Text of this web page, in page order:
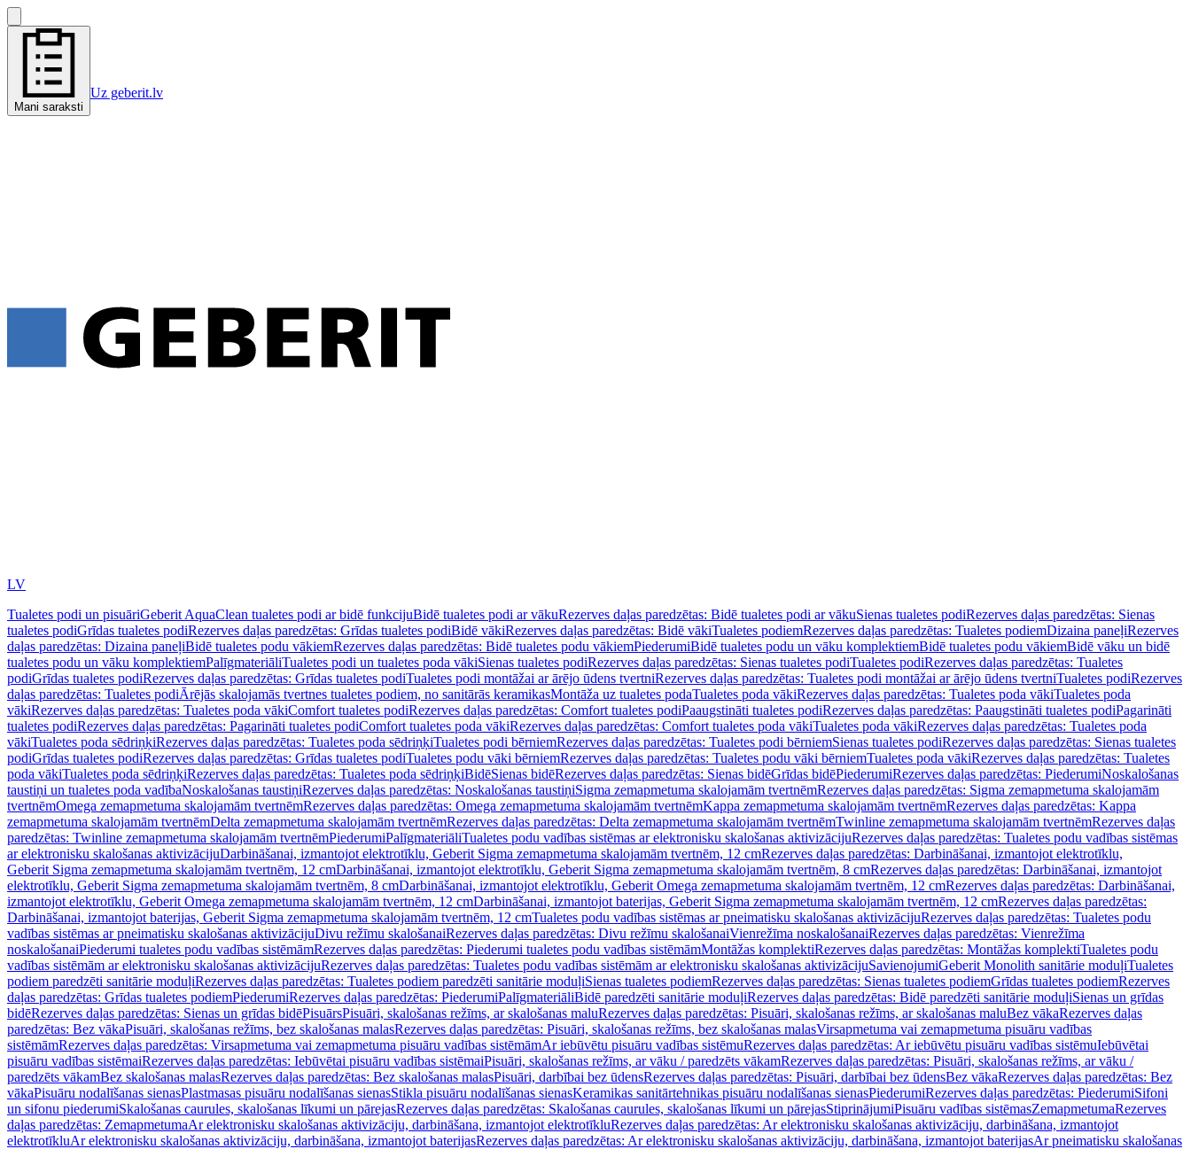
Mani saraksti
Uz geberit.lv
LV
Tualetes podi un pisuāriGeberit AquaClean tualetes podi ar bidē funkcijuBidē tualetes podi ar vākuRezerves daļas paredzētas: Bidē tualetes podi ar vākuSienas tualetes podiRezerves daļas paredzētas: Sienas
tualetes podiGrīdas tualetes podiRezerves daļas paredzētas: Grīdas tualetes podiBidē vākiRezerves daļas paredzētas: Bidē vākiTualetes podiemRezerves daļas paredzētas: Tualetes podiemDizaina paneļiRezerves
daļas paredzētas: Dizaina paneļiBidē tualetes podu vākiemRezerves daļas paredzētas: Bidē tualetes podu vākiemPiederumiBidē tualetes podu un vāku komplektiemBidē tualetes podu vākiemBidē vāku un bidē
tualetes podu un vāku komplektiemPalīgmateriāliTualetes podi un tualetes poda vākiSienas tualetes podiRezerves daļas paredzētas: Sienas tualetes podiTualetes podiRezerves daļas paredzētas: Tualetes
podiGrīdas tualetes podiRezerves daļas paredzētas: Grīdas tualetes podiTualetes podi montāžai ar ārējo ūdens tvertniRezerves daļas paredzētas: Tualetes podi montāžai ar ārējo ūdens tvertniTualetes podiRezerves
daļas paredzētas: Tualetes podiĀrējās skalojamās tvertnes tualetes podiem, no sanitārās keramikasMontāža uz tualetes podaTualetes poda vākiRezerves daļas paredzētas: Tualetes poda vākiTualetes poda
vākiRezerves daļas paredzētas: Tualetes poda vākiComfort tualetes podiRezerves daļas paredzētas: Comfort tualetes podiPaaugstināti tualetes podiRezerves daļas paredzētas: Paaugstināti tualetes podiPagarināti
tualetes podiRezerves daļas paredzētas: Pagarināti tualetes podiComfort tualetes poda vākiRezerves daļas paredzētas: Comfort tualetes poda vākiTualetes poda vākiRezerves daļas paredzētas: Tualetes poda
vākiTualetes poda sēdriņķiRezerves daļas paredzētas: Tualetes poda sēdriņķiTualetes podi bērniemRezerves daļas paredzētas: Tualetes podi bērniemSienas tualetes podiRezerves daļas paredzētas: Sienas tualetes
podiGrīdas tualetes podiRezerves daļas paredzētas: Grīdas tualetes podiTualetes podu vāki bērniemRezerves daļas paredzētas: Tualetes podu vāki bērniemTualetes poda vākiRezerves daļas paredzētas: Tualetes
poda vākiTualetes poda sēdriņķiRezerves daļas paredzētas: Tualetes poda sēdriņķiBidēSienas bidēRezerves daļas paredzētas: Sienas bidēGrīdas bidēPiederumiRezerves daļas paredzētas: PiederumiNoskalošanas
taustiņi un tualetes poda vadībaNoskalošanas taustiņiRezerves daļas paredzētas: Noskalošanas taustiņiSigma zemapmetuma skalojamām tvertnēmRezerves daļas paredzētas: Sigma zemapmetuma skalojamām
tvertnēmOmega zemapmetuma skalojamām tvertnēmRezerves daļas paredzētas: Omega zemapmetuma skalojamām tvertnēmKappa zemapmetuma skalojamām tvertnēmRezerves daļas paredzētas: Kappa
zemapmetuma skalojamām tvertnēmDelta zemapmetuma skalojamām tvertnēmRezerves daļas paredzētas: Delta zemapmetuma skalojamām tvertnēmTwinline zemapmetuma skalojamām tvertnēmRezerves daļas
paredzētas: Twinline zemapmetuma skalojamām tvertnēmPiederumiPalīgmateriāliTualetes podu vadības sistēmas ar elektronisku skalošanas aktivizācijuRezerves daļas paredzētas: Tualetes podu vadības sistēmas
ar elektronisku skalošanas aktivizācijuDarbināšanai, izmantojot elektrotīklu, Geberit Sigma zemapmetuma skalojamām tvertnēm, 12 cmRezerves daļas paredzētas: Darbināšanai, izmantojot elektrotīklu,
Geberit Sigma zemapmetuma skalojamām tvertnēm, 12 cmDarbināšanai, izmantojot elektrotīklu, Geberit Sigma zemapmetuma skalojamām tvertnēm, 8 cmRezerves daļas paredzētas: Darbināšanai, izmantojot
elektrotīklu, Geberit Sigma zemapmetuma skalojamām tvertnēm, 8 cmDarbināšanai, izmantojot elektrotīklu, Geberit Omega zemapmetuma skalojamām tvertnēm, 12 cmRezerves daļas paredzētas: Darbināšanai,
izmantojot elektrotīklu, Geberit Omega zemapmetuma skalojamām tvertnēm, 12 cmDarbināšanai, izmantojot baterijas, Geberit Sigma zemapmetuma skalojamām tvertnēm, 12 cmRezerves daļas paredzētas:
Darbināšanai, izmantojot baterijas, Geberit Sigma zemapmetuma skalojamām tvertnēm, 12 cmTualetes podu vadības sistēmas ar pneimatisku skalošanas aktivizācijuRezerves daļas paredzētas: Tualetes podu
vadības sistēmas ar pneimatisku skalošanas aktivizācijuDivu režīmu skalošanaiRezerves daļas paredzētas: Divu režīmu skalošanaiVienrežīma noskalošanaiRezerves daļas paredzētas: Vienrežīma
noskalošanaiPiederumi tualetes podu vadības sistēmāmRezerves daļas paredzētas: Piederumi tualetes podu vadības sistēmāmMontāžas komplektiRezerves daļas paredzētas: Montāžas komplektiTualetes podu
vadības sistēmām ar elektronisku skalošanas aktivizācijuRezerves daļas paredzētas: Tualetes podu vadības sistēmām ar elektronisku skalošanas aktivizācijuSavienojumiGeberit Monolith sanitārie moduļiTualetes
podiem paredzēti sanitārie moduļiRezerves daļas paredzētas: Tualetes podiem paredzēti sanitārie moduļiSienas tualetes podiemRezerves daļas paredzētas: Sienas tualetes podiemGrīdas tualetes podiemRezerves
daļas paredzētas: Grīdas tualetes podiemPiederumiRezerves daļas paredzētas: PiederumiPalīgmateriāliBidē paredzēti sanitārie moduļiRezerves daļas paredzētas: Bidē paredzēti sanitārie moduļiSienas un grīdas
bidēRezerves daļas paredzētas: Sienas un grīdas bidēPisuārsPisuāri, skalošanas režīms, ar skalošanas maluRezerves daļas paredzētas: Pisuāri, skalošanas režīms, ar skalošanas maluBez vākaRezerves daļas
paredzētas: Bez vākaPisuāri, skalošanas režīms, bez skalošanas malasRezerves daļas paredzētas: Pisuāri, skalošanas režīms, bez skalošanas malasVirsapmetuma vai zemapmetuma pisuāru vadības
sistēmāmRezerves daļas paredzētas: Virsapmetuma vai zemapmetuma pisuāru vadības sistēmāmAr iebūvētu pisuāru vadības sistēmuRezerves daļas paredzētas: Ar iebūvētu pisuāru vadības sistēmuIebūvētai
pisuāru vadības sistēmaiRezerves daļas paredzētas: Iebūvētai pisuāru vadības sistēmaiPisuāri, skalošanas režīms, ar vāku / paredzēts vākamRezerves daļas paredzētas: Pisuāri, skalošanas režīms, ar vāku /
paredzēts vākamBez skalošanas malasRezerves daļas paredzētas: Bez skalošanas malasPisuāri, darbībai bez ūdensRezerves daļas paredzētas: Pisuāri, darbībai bez ūdensBez vākaRezerves daļas paredzētas: Bez
vākaPisuāru nodalīšanas sienasPlastmasas pisuāru nodalīšanas sienasStikla pisuāru nodalīšanas sienasKeramikas sanitārtehnikas pisuāru nodalīšanas sienasPiederumiRezerves daļas paredzētas: PiederumiSifoni
un sifonu piederumiSkalošanas caurules, skalošanas līkumi un pārejasRezerves daļas paredzētas: Skalošanas caurules, skalošanas līkumi un pārejasStiprinājumiPisuāru vadības sistēmasZemapmetumaRezerves
daļas paredzētas: ZemapmetumaAr elektronisku skalošanas aktivizāciju, darbināšana, izmantojot elektrotīkluRezerves daļas paredzētas: Ar elektronisku skalošanas aktivizāciju, darbināšana, izmantojot
elektrotīkluAr elektronisku skalošanas aktivizāciju, darbināšana, izmantojot baterijasRezerves daļas paredzētas: Ar elektronisku skalošanas aktivizāciju, darbināšana, izmantojot baterijasAr pneimatisku skalošanas